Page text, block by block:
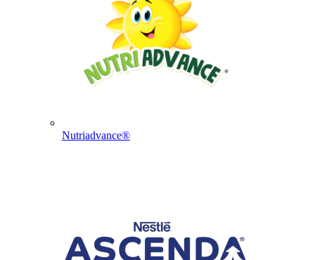
Nutriadvance®